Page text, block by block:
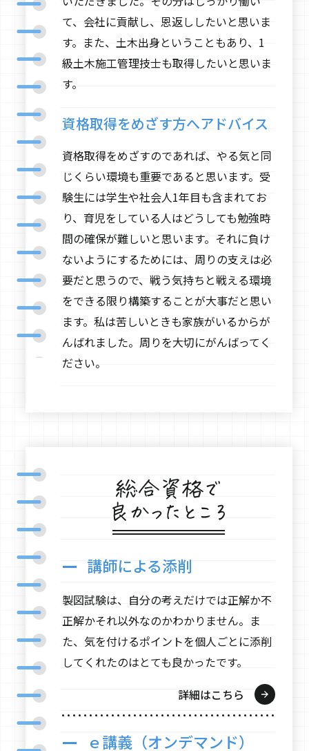
て、会社に貢献し、恩返ししたいと思いま
す。また、土木出身ということもあり、1
級土木施工管理技士も取得したいと思いま
す。
資格取得をめざす方へアドバイス
資格取得をめざすのであれば、やる気と同
じくらい環境も重要であると思います。受
験生には学生や社会人1年目も含まれてお
り、育児をしている人はどうしても勉強時
間の確保が難しいと思います。それに負け
ないようにするためには、周りの支えは必
要だと思うので、戦う気持ちと戦える環境
をできる限り構築することが大事だと思い
ます。私は苦しいときも家族がいるからが
んばれました。周りを大切にがんばってく
ださい。
講師による添削
製図試験は、自分の考えだけでは正解か不
正解かそれ以外なのかわかりません。ま
た、気を付けるポイントを個人ごとに添削
してくれたのはとても良かったです。
詳細はこちら
ｅ講義（オンデマンド）